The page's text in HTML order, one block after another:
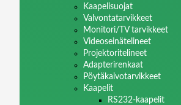
Kaapelisuojat
Valvontatarvikkeet
Monitori/TV tarvikkeet
Videoseinätelineet
Projektoritelineet
Adapterirenkaat
Pöytäkaivotarvikkeet
Kaapelit
RS232-kaapelit